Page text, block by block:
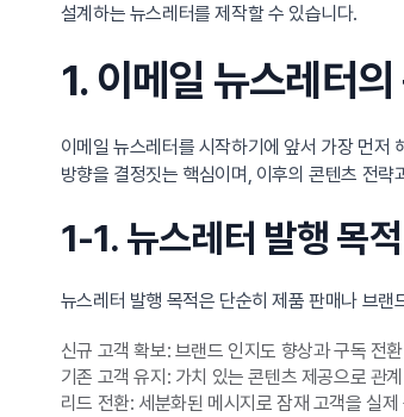
설계하는 뉴스레터를 제작할 수 있습니다.
1. 이메일 뉴스레터
이메일 뉴스레터를 시작하기에 앞서 가장 먼저
방향을 결정짓는 핵심이며, 이후의 콘텐츠 전
1-1. 뉴스레터 발행 목
뉴스레터 발행 목적은 단순히 제품 판매나 브
신규 고객 확보: 브랜드 인지도 향상과 구독 전
기존 고객 유지: 가치 있는 콘텐츠 제공으로 관
리드 전환: 세분화된 메시지로 잠재 고객을 실제